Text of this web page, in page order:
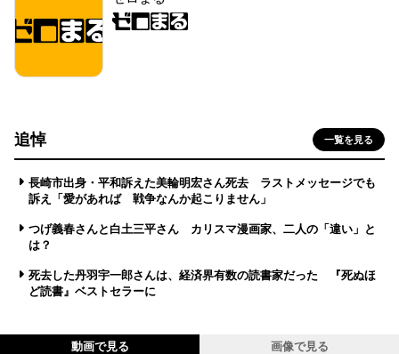
追悼 一覧を見る
長崎市出身・平和訴えた美輪明宏さん死去 ラストメッセージでも
訴え「愛があれば 戦争なんか起こりません」
つげ義春さんと白土三平さん カリスマ漫画家、二人の「違い」と
は？
死去した丹羽宇一郎さんは、経済界有数の読書家だった 『死ぬほ
ど読書』ベストセラーに
動画で見る 画像で見る